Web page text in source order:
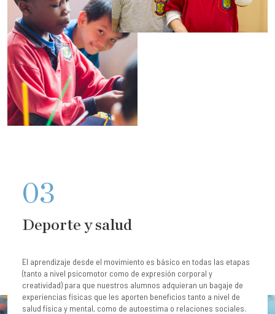
03
Deporte y salud
El aprendizaje desde el movimiento es básico en todas las etapas
(tanto a nivel psicomotor como de expresión corporal y
creatividad) para que nuestros alumnos adquieran un bagaje de
experiencias físicas que les aporten beneficios tanto a nivel de
salud física y mental, como de autoestima o relaciones sociales.